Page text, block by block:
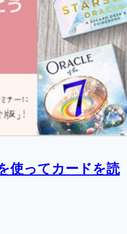
使ってカードを読